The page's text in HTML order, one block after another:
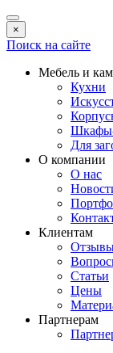
×
Поиск на сайте
Мебель и
Кухни
Для
О компании
О нас
Клиентам
Статьи
Цены
Партнерам